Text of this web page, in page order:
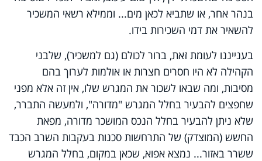
בנהר אחר, או שתביא לכאן מים... וממילא רשאי המשכיר
להשאיר את דמי השכירות בידו.
בענייננו לעומת זאת, ברור לכולם (גם למשכיר), שלבני
הקהילה לא היו חסרים חצרות או אולמות לערוך בהם
מסיבות, ומה שבאו לשכור את המגרש שלו, אין זה אלא מפני
שחפצים להבעיר בחלל המגרש "מדורה", ולמעשה התברר,
שלא ניתן להבעיר בחלל הנכס המושכר מדורה, מפאת
החשש (המוצדק) של התרחשות סכנות בעקבות השרב הכבד
ששרר באזור... נמצא אפוא, שכאן במקום, בחלל המגרש